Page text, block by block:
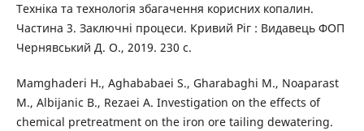
Техніка та технологія збагачення корисних копалин.
Частина 3. Заключні процеси. Кривий Ріг : Видавець ФОП
Чернявський Д. О., 2019. 230 с.
Mamghaderi H., Aghababaei S., Gharabaghi M., Noaparast
M., Albijanic B., Rezaei A. Investigation on the effects of
chemical pretreatment on the iron ore tailing dewatering.